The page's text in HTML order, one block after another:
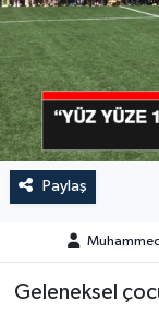
Paylaş
Geleneksel
KÜLTÜR-
MAGAZİN
MEDYA
ÖZEL
POLİTİKA
SAĞLIK